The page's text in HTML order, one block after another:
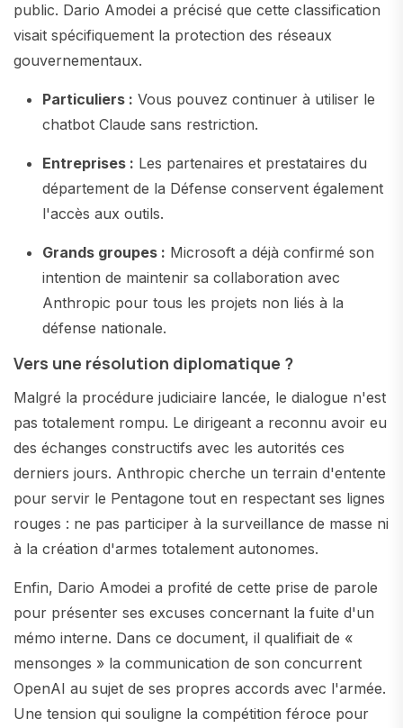
public. Dario Amodei a précisé que cette classification
visait spécifiquement la protection des réseaux
gouvernementaux.
Particuliers : Vous pouvez continuer à utiliser le
chatbot Claude sans restriction.
Entreprises : Les partenaires et prestataires du
département de la Défense conservent également
l'accès aux outils.
Grands groupes : Microsoft a déjà confirmé son
intention de maintenir sa collaboration avec
Anthropic pour tous les projets non liés à la
défense nationale.
Vers une résolution diplomatique ?
Malgré la procédure judiciaire lancée, le dialogue n'est
pas totalement rompu. Le dirigeant a reconnu avoir eu
des échanges constructifs avec les autorités ces
derniers jours. Anthropic cherche un terrain d'entente
pour servir le Pentagone tout en respectant ses lignes
rouges : ne pas participer à la surveillance de masse ni
à la création d'armes totalement autonomes.
Enfin, Dario Amodei a profité de cette prise de parole
pour présenter ses excuses concernant la fuite d'un
mémo interne. Dans ce document, il qualifiait de «
mensonges » la communication de son concurrent
OpenAI au sujet de ses propres accords avec l'armée.
Une tension qui souligne la compétition féroce pour